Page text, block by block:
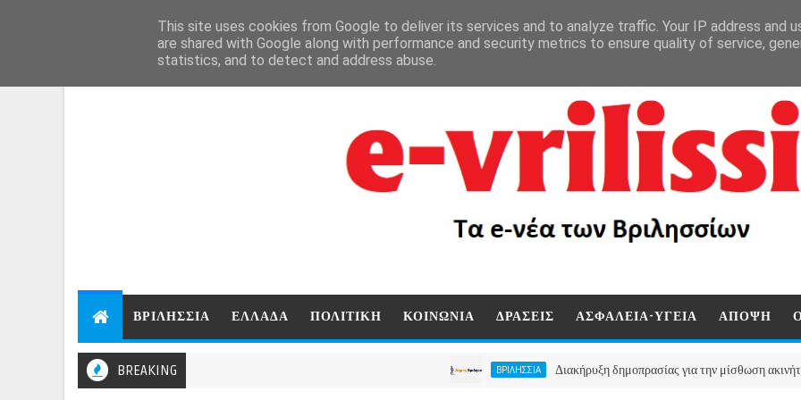
ΒΡΙΛΗΣΣΙΑ ΕΛΛΑΔΑ ΠΟΛΙΤΙΚΗ ΚΟΙΝΩΝΙΑ ΔΡΑΣΕΙΣ ΑΣΦΑΛΕΙΑ-ΥΓΕΙΑ ΑΠΟΨΗ
BREAKING ΒΡΙΛΗΣΣΙΑ Διακήρυξη δημοπρασίας για την μίσθωση ακινήτου για
This site uses cookies from Google to deliver its services and to analyze traffic. Your IP address and
are shared with Google along with performance and security metrics to ensure quality of service,
statistics, and to detect and address abuse.